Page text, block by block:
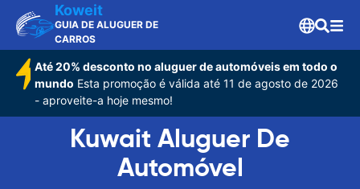
Koweit
GUIA DE ALUGUER DE
CARROS
Até 20% desconto no aluguer de automóveis em todo o
mundo Esta promoção é válida até 11 de agosto de 2026
- aproveite-a hoje mesmo!
Kuwait Aluguer De
Automóvel